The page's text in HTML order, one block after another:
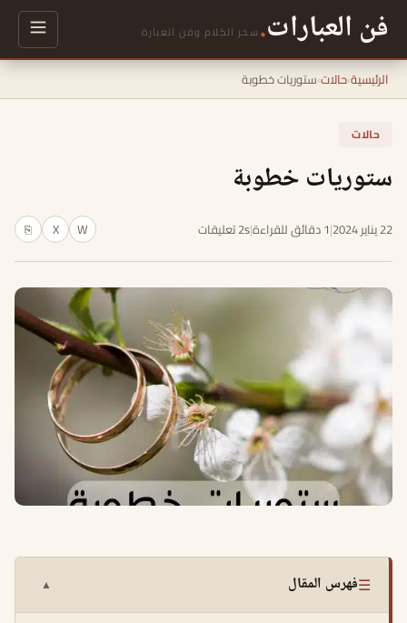
فن العبارات. سحر الكلام وفن العبارة
الرئيسية›حالات›ستوريات خطوبة
حالات
ستوريات خطوبة
22 يناير 2024 |1 دقائق للقراءة |2s تعليقات W
X
⎘
☰فهرس المقال ▲